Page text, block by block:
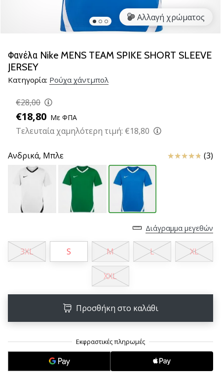
Accelerate
NITRO
SQD
5!
τις
τεχνικές
αναβαθμίσεις
μάθε
αν
αξίζει…
25. 11. 2024
Γίνετε
πρεσβευτής
της
λάτρης
εμείς;
Αλλαγή χρώματος
Φανέλα Nike MENS TEAM SPIKE SHORT SLEEVE
JERSEY
Κατηγορία: Ρούχα χάντμπολ
€28,00
€18,80 Με ΦΠΑ
Τελευταία χαμηλότερη τιμή: €18,80
Ανδρικά, Μπλε Κριτικές (3)
Διάγραμμα μεγεθών
3XL S M L XL
XXL
Προσθήκη στο καλάθι